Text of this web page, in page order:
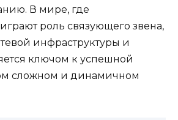
В мире, где
роль связующего звена,
инфраструктуры и
ключом к успешной
сложном и динамичном